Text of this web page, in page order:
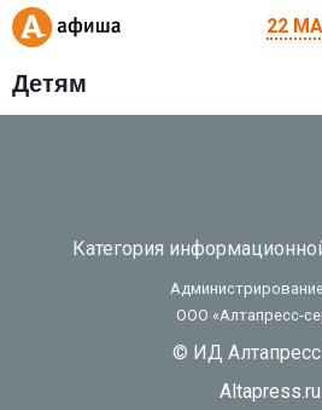
22
Детям
Категория
ООО «Алтапресс-
© ИД
Altapress.ru